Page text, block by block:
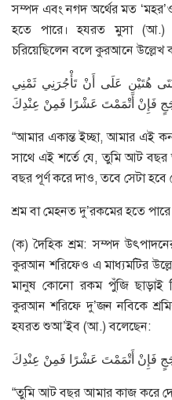
সম্পদ এবং নগদ অর্থের মত ‘মহর’ও
হতে পারে। হযরত মুসা (আ.)
চরিয়েছিলেন বলে কুরআনে উল্লেখ
هُتَيْنِ عَلَى أَنْ تَأْجُرَنِي ثَمْنِي
“আমার একান্ত ইচ্ছা, আমার এই
সাথে এই শর্তে যে, তুমি আট
বছর পূর্ণ করে দাও, তবে সেটা
শ্রম বা মেহনত দু’রকমের হতে
(ক) দৈহিক শ্রম: সম্পদ
কুরআন শরিফেও এ মাধ্যমটির
মানুষ কোনো রকম পুঁজি ছাড়াই
কুরআন শরিফে দু’জন নবিকে
হযরত শুআ’ইব (আ.) বলেছেন:
“তুমি আট বছর আমার কাজ করে